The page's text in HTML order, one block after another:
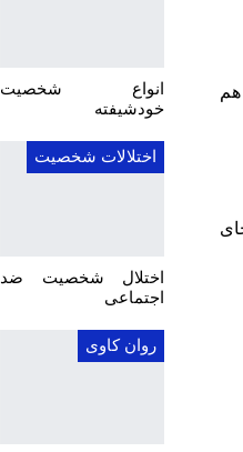
هم
انواع شخصیت
خودشیفته
اختلالات شخصیت
اختلال شخصیت ضد
اجتماعی
روان کاوی